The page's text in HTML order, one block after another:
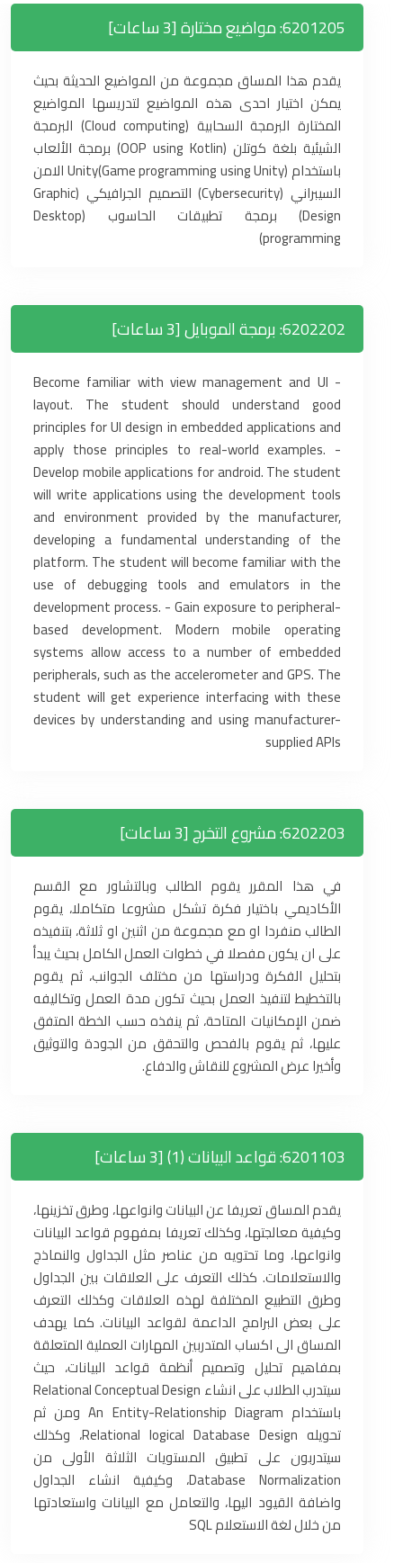
6201205: مواضيع مختارة [3 ساعات]
يقدم هذا المساق مجموعة من المواضيع الحديثة بحيث
يمكن اختيار احدى هذه المواضيع لتدريسها المواضيع
المختارة البرمجة السحابية (Cloud computing) البرمجة
الشيئية بلغة كوتلن (OOP using Kotlin) برمجة الألعاب
باستخدام Unity(Game programming using Unity) الامن
السيبراني (Cybersecurity) التصميم الجرافيكي (Graphic
Design) برمجة تطبيقات الحاسوب (Desktop
programming)
6202202: برمجة الموبايل [3 ساعات]
- Become familiar with view management and UI
layout. The student should understand good
principles for UI design in embedded applications and
apply those principles to real-world examples. -
Develop mobile applications for android. The student
will write applications using the development tools
and environment provided by the manufacturer,
developing a fundamental understanding of the
platform. The student will become familiar with the
use of debugging tools and emulators in the
development process. - Gain exposure to peripheral-
based development. Modern mobile operating
systems allow access to a number of embedded
peripherals, such as the accelerometer and GPS. The
student will get experience interfacing with these
devices by understanding and using manufacturer-
supplied APIs
6202203: مشروع التخرج [3 ساعات]
في هذا المقرر يقوم الطالب وبالتشاور مع القسم
الأكاديمي باختيار فكرة تشكل مشروعا متكاملا، يقوم
الطالب منفردا او مع مجموعة من اثنين او ثلاثة، بتنفيذه
على ان يكون مفصلا في خطوات العمل الكامل بحيث يبدأ
بتحليل الفكرة ودراستها من مختلف الجوانب، ثم يقوم
بالتخطيط لتنفيذ العمل بحيث تكون مدة العمل وتكاليفه
ضمن الإمكانيات المتاحة، ثم ينفذه حسب الخطة المتفق
عليها، ثم يقوم بالفحص والتحقق من الجودة والتوثيق
وأخيرا عرض المشروع للنقاش والدفاع.
6201103: قواعد البيانات (1) [3 ساعات]
يقدم المساق تعريفا عن البيانات وانواعها، وطرق تخزينها،
وكيفية معالجتها، وكذلك تعريفا بمفهوم قواعد البيانات
وانواعها، وما تحتويه من عناصر مثل الجداول والنماذج
والاستعلامات. كذلك التعرف على العلاقات بين الجداول
وطرق التطبيع المختلفة لهذه العلاقات وكذلك التعرف
على بعض البرامج الداعمة لقواعد البيانات. كما يهدف
المساق الى اكساب المتدربين المهارات العملية المتعلقة
بمفاهيم تحليل وتصميم أنظمة قواعد البيانات، حيث
سيتدرب الطلاب على انشاء Relational Conceptual Design
باستخدام An Entity-Relationship Diagram ومن ثم
تحويله Relational logical Database Design، وكذلك
سيتدربون على تطبيق المستويات الثلاثة الأولى من
Database Normalization، وكيفية انشاء الجداول
واضافة القيود اليها، والتعامل مع البيانات واستعادتها
من خلال لغة الاستعلام SQL